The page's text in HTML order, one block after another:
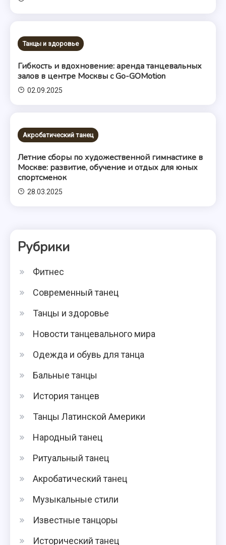
Танцы и здоровье
Гибкость и вдохновение: аренда танцевальных
залов в центре Москвы с Go-GOMotion
02.09.2025
Акробатический танец
Летние сборы по художественной гимнастике в
Москве: развитие, обучение и отдых для юных
спортсменок
28.03.2025
Рубрики
Фитнес
Современный танец
Танцы и здоровье
Новости танцевального мира
Одежда и обувь для танца
Бальные танцы
История танцев
Танцы Латинской Америки
Народный танец
Ритуальный танец
Акробатический танец
Музыкальные стили
Известные танцоры
Исторический танец